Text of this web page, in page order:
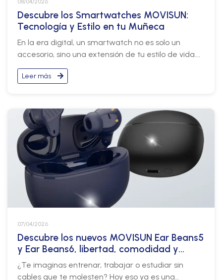
08/04/2026
Descubre los Smartwatches MOVISUN:
Tecnología y Estilo en tu Muñeca
En la era digital, un smartwatch no es solo un
accesorio, sino una extensión de tu estilo de vida.
Con MOVISUN, cada modelo combina diseño
elegante, tecnología avanzada y funciones de
Leer más
07/04/2026
Descubre los nuevos MOVISUN Ear Beans5
y Ear Beans6, libertad, comodidad y
potencia
¿Te imaginas entrenar, trabajar o estudiar sin
cables que te molesten? Hoy eso ya es una